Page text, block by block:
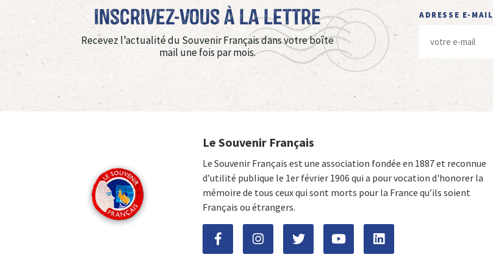
Inscrivez-vous à La Lettre
Recevez l’actualité du Souvenir Français dans votre boîte
mail une fois par mois.
ADRESSE E-MAIL
Le Souvenir Français
Le Souvenir Français est une association fondée en 1887 et reconnue
d’utilité publique le 1er février 1906 qui a pour vocation d'honorer la
mémoire de tous ceux qui sont morts pour la France qu’ils soient
Français ou étrangers.